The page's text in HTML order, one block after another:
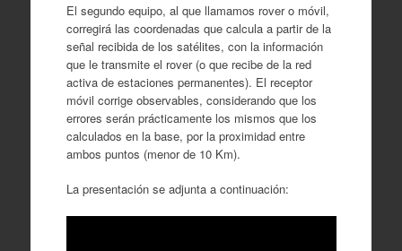
El segundo equipo, al que llamamos rover o móvil,
corregirá las coordenadas que calcula a partir de la
señal recibida de los satélites, con la información
que le transmite el rover (o que recibe de la red
activa de estaciones permanentes). El receptor
móvil corrige observables, considerando que los
errores serán prácticamente los mismos que los
calculados en la base, por la proximidad entre
ambos puntos (menor de 10 Km).
La presentación se adjunta a continuación: